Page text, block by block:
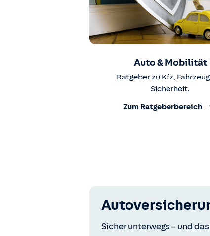
Auto & Mobilität
Ratgeber zu Kfz,
Sicherheit.
Zum Ratgeberbereich
Sicher unterwegs – und